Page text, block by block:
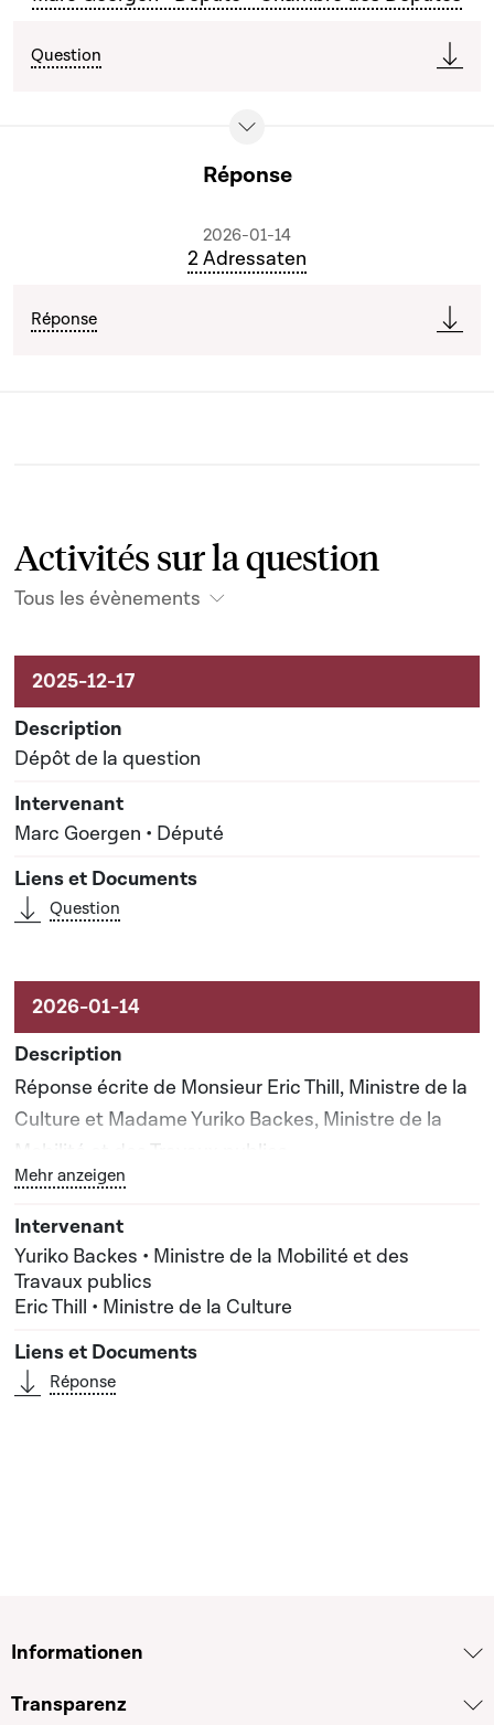
Question
Réponse
2026-01-14
2 Adressaten
Réponse
Activités sur la question
Tous les évènements
Activités sur le dossier
Dépôt de la question
Marc Goergen • Député
Question
Réponse écrite de Monsieur Eric Thill, Ministre de la
Culture et Madame Yuriko Backes, Ministre de la
Mobilité et des Travaux publics
Bouton graphique servant à afficher ou cacher tous
Mehr anzeigen
Yuriko Backes • Ministre de la Mobilité et des
Travaux publics
Eric Thill • Ministre de la Culture
Réponse
Informationen
Transparenz